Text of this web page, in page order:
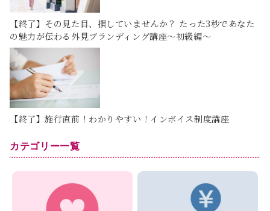
【終了】その見た目、損していませんか？ たった3秒であなた
の魅力が伝わる外見ブランディング講座～初級編～
【終了】施行直前！わかりやすい！インボイス制度講座
カテゴリー一覧